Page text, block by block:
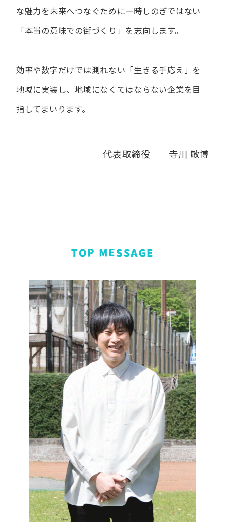
な魅力を未来へつなぐために一時しのぎではない
「本当の意味での街づくり」を志向します。
効率や数字だけでは測れない「生きる手応え」を
地域に実装し、地域になくてはならない企業を目
指してまいります。
代表取締役 寺川 敏博